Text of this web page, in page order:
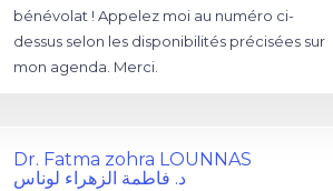
bénévolat ! Appelez moi au numéro ci-
dessus selon les disponibilités précisées sur
mon agenda. Merci.
Dr. Fatma zohra LOUNNAS
د. فاطمة الزهراء لوناس